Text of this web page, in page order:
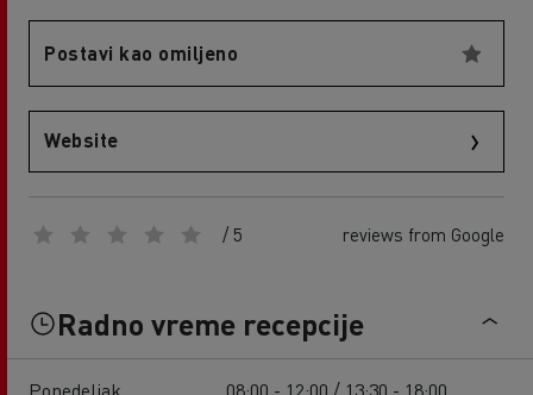
Postavi kao omiljeno
Website
/ 5 reviews from Google
Radno vreme recepcije